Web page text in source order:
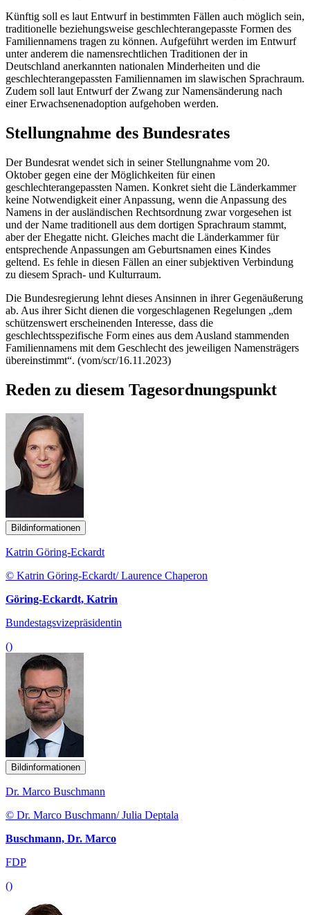
Künftig soll es laut Entwurf in bestimmten Fällen auch möglich sein,
traditionelle beziehungsweise geschlechterangepasste Formen des
Familiennamens tragen zu können. Aufgeführt werden im Entwurf
unter anderem die namensrechtlichen Traditionen der in
Deutschland anerkannten nationalen Minderheiten und die
geschlechterangepassten Familiennamen im slawischen Sprachraum.
Zudem soll laut Entwurf der Zwang zur Namensänderung nach
einer Erwachsenenadoption aufgehoben werden.
Stellungnahme des Bundesrates
Der Bundesrat wendet sich in seiner Stellungnahme vom 20.
Oktober gegen eine der Möglichkeiten für einen
geschlechterangepassten Namen. Konkret sieht die Länderkammer
keine Notwendigkeit einer Anpassung, wenn die Anpassung des
Namens in der ausländischen Rechtsordnung zwar vorgesehen ist
und der Name traditionell aus dem dortigen Sprachraum stammt,
aber der Ehegatte nicht. Gleiches macht die Länderkammer für
entsprechende Anpassungen am Geburtsnamen eines Kindes
geltend. Es fehle in diesen Fällen an einer subjektiven Verbindung
zu diesem Sprach- und Kulturraum.
Die Bundesregierung lehnt dieses Ansinnen in ihrer Gegenäußerung
ab. Aus ihrer Sicht dienen die vorgeschlagenen Regelungen „dem
schützenswert erscheinenden Interesse, dass die
geschlechtsspezifische Form eines aus dem Ausland stammenden
Familiennamens mit dem Geschlecht des jeweiligen Namensträgers
übereinstimmt“. (vom/scr/16.11.2023)
Reden zu diesem Tagesordnungspunkt
Bildinformationen
Katrin Göring-Eckardt
© Katrin Göring-Eckardt/ Laurence Chaperon
Göring-Eckardt, Katrin
Bundestagsvizepräsidentin
()
Bildinformationen
Dr. Marco Buschmann
© Dr. Marco Buschmann/ Julia Deptala
Buschmann, Dr. Marco
FDP
()